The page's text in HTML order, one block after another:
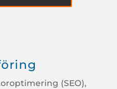
(SEO),